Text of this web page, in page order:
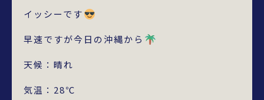
イッシーです
早速ですが今日の沖縄から
天候：晴れ
気温：28℃